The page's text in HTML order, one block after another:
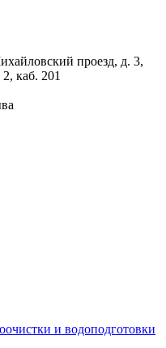
проезд, д. 3,
каб. 201
и водоподготовки